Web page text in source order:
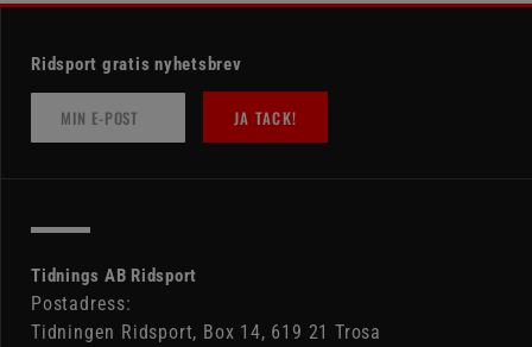
Ridsport gratis nyhetsbrev
JA TACK!
Tidnings AB Ridsport
Postadress:
Tidningen Ridsport, Box 14, 619 21 Trosa